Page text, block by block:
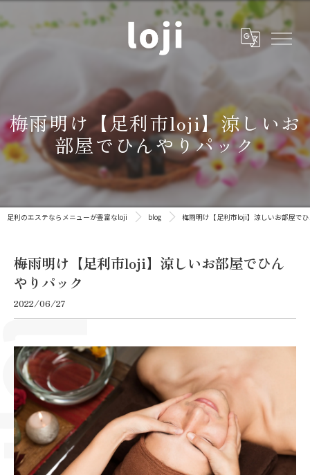
梅雨明け【足利市loji】涼しいお
部屋でひんやりパック
足利のエステならメニューが豊富なloji blog 梅雨明け【足利市loji】涼しいお部屋で
梅雨明け【足利市loji】涼しいお部屋でひん
やりパック
2022/06/27